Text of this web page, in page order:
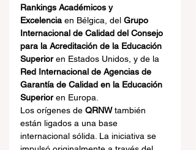
Rankings Académicos y
Excelencia en Bélgica, del Grupo
Internacional de Calidad del Consejo
para la Acreditación de la Educación
Superior en Estados Unidos, y de la
Red Internacional de Agencias de
Garantía de Calidad en la Educación
Superior en Europa.
Los orígenes de QRNW también
están ligados a una base
internacional sólida. La iniciativa se